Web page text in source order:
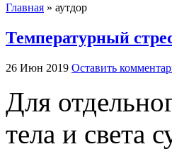
Главная » аутдор
Температурный
26 Июн 2019 Оставить
Для
тела и света